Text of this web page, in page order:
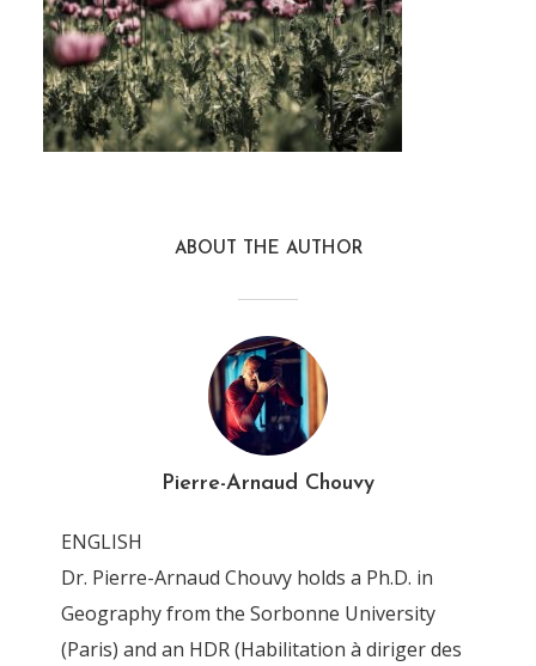
geopium_cover_image
ByPierre-Arnaud Chouvy 6 June 2019
ABOUT THE AUTHOR
Pierre-Arnaud Chouvy
ENGLISH
Dr. Pierre-Arnaud Chouvy holds a Ph.D. in
Geography from the Sorbonne University
(Paris) and an HDR (Habilitation à diriger des